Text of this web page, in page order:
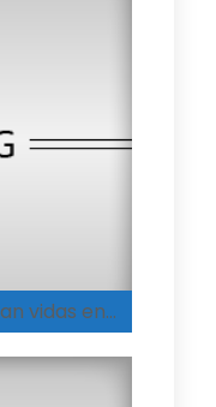
Sonrisas que transforman vidas en el Hogar Integral de Medellín